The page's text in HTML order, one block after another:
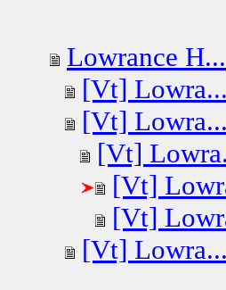
Lowrance H...
[Vt] Lowra...
[Vt] Lowra...
[Vt]
[Vt]
[Vt]
[Vt] Lowra...